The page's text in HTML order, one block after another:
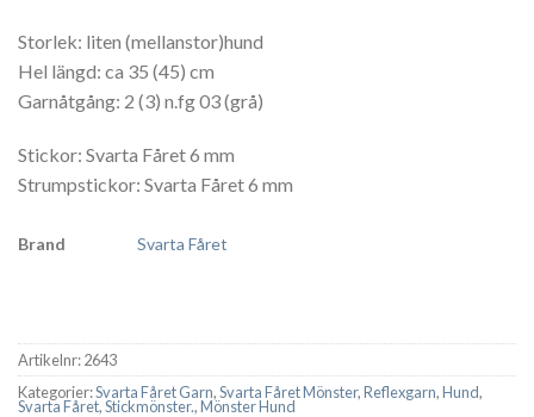
Storlek: liten (mellanstor)hund
Hel längd: ca 35 (45) cm
Garnåtgång: 2 (3) n.fg 03 (grå)
Stickor: Svarta Fåret 6 mm
Strumpstickor: Svarta Fåret 6 mm
Brand Svarta Fåret
Artikelnr:2643
Kategorier:Svarta Fåret Garn,Svarta Fåret Mönster,Reflexgarn,Hund,
Svarta Fåret,Stickmönster.,Mönster Hund